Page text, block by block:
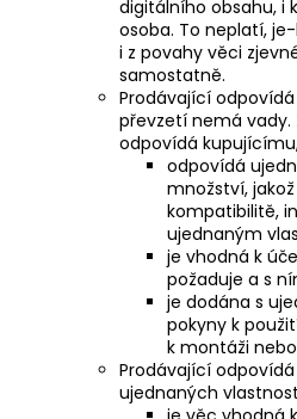
digitálního obsahu, i
osoba. To neplatí,
i z povahy věci
samostatně.
Prodávající
převzetí nemá
odpovídá
odpovídá
množství,
kompatibilitě,
ujednaným
je vhodná k
požaduje a s
je dodána s
pokyny k
k montáži
Prodávající
ujednaných